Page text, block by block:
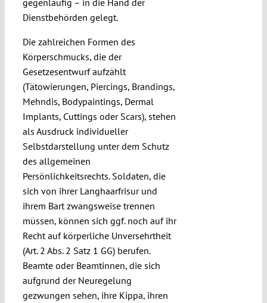
Dienstbehörden gelegt.
Die zahlreichen Formen des
Körperschmucks, die der
Gesetzesentwurf aufzählt
(Tätowierungen, Piercings, Brandings,
Mehndis, Bodypaintings, Dermal
Implants, Cuttings oder Scars), stehen
als Ausdruck individueller
Selbstdarstellung unter dem Schutz
des allgemeinen
Persönlichkeitsrechts. Soldaten, die
sich von ihrer Langhaarfrisur und
ihrem Bart zwangsweise trennen
müssen, können sich ggf. noch auf ihr
Recht auf körperliche Unversehrtheit
(Art. 2 Abs. 2 Satz 1 GG) berufen.
Beamte oder Beamtinnen, die sich
aufgrund der Neuregelung
gezwungen sehen, ihre Kippa, ihren